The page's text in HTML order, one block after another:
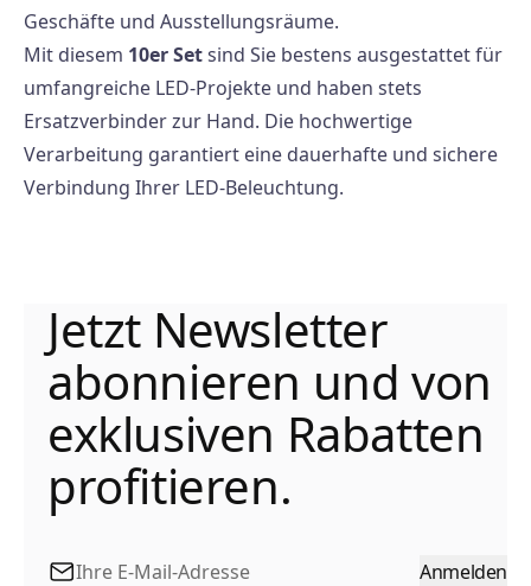
Geschäfte und Ausstellungsräume.
Mit diesem 10er Setsind Sie bestens ausgestattet für
umfangreiche LED-Projekte und haben stets
Ersatzverbinder zur Hand. Die hochwertige
Verarbeitung garantiert eine dauerhafte und sichere
Verbindung Ihrer LED-Beleuchtung.
Jetzt Newsletter
abonnieren und von
exklusiven Rabatten
profitieren.
Anmelden